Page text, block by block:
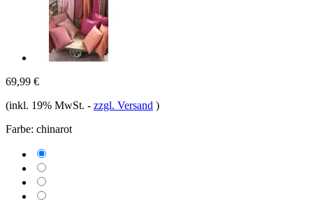
69,99 €
(inkl. 19% MwSt. - zzgl. Versand )
Farbe: chinarot